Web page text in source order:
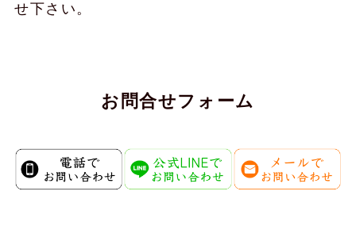
せ下さい。
お問合せフォーム